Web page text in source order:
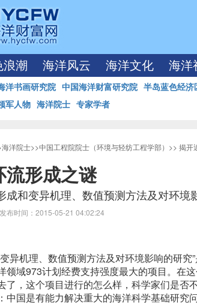
浪潮 海洋风云 海洋文化 海洋
洋书画研究院 中国海洋财富研究院 半岛蓝色经济
军人物 海洋院士 专家学者
海洋院士>>中国工程院院士（环境与轻纺工程学部） >> 揭开
形成之谜
成和变异机理、数值预测方法及对环境
时间：2015-05-21 04:02:24
异机理、数值预测方法及对环境影响的研
领域973计划经费支持强度最大的项目。在
了，这个项目进行的怎么样，科学家们是否
中国是有能力解决重大的海洋科学基础研究